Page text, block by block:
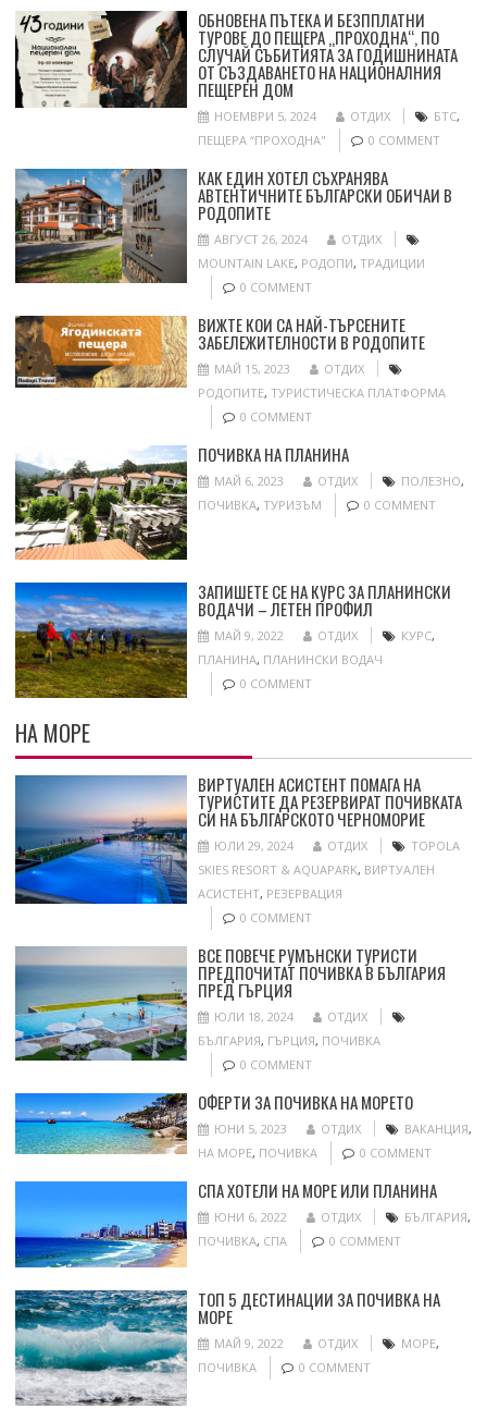
ОБНОВЕНА ПЪТЕКА И БЕЗППЛАТНИ
ТУРОВЕ ДО ПЕЩЕРА „ПРОХОДНА“, ПО
СЛУЧАЙ СЪБИТИЯТА ЗА ГОДИШНИНАТА
ОТ СЪЗДАВАНЕТО НА НАЦИОНАЛНИЯ
ПЕЩЕРЕН ДОМ
НОЕМВРИ 5, 2024 ОТДИХ БТС,
ПЕЩЕРА “ПРОХОДНА"
0 COMMENT
КАК ЕДИН ХОТЕЛ СЪХРАНЯВА
АВТЕНТИЧНИТЕ БЪЛГАРСКИ ОБИЧАИ В
РОДОПИТЕ
АВГУСТ 26, 2024
ОТДИХ
MOUNTAIN LAKE, РОДОПИ, ТРАДИЦИИ
0 COMMENT
ВИЖТЕ КОИ СА НАЙ-ТЪРСЕНИТЕ
ЗАБЕЛЕЖИТЕЛНОСТИ В РОДОПИТЕ
МАЙ 15, 2023
ОТДИХ
РОДОПИТЕ, ТУРИСТИЧЕСКА ПЛАТФОРМА
0 COMMENT
ПОЧИВКА НА ПЛАНИНА
МАЙ 6, 2023 ОТДИХ ПОЛЕЗНО,
ПОЧИВКА, ТУРИЗЪМ 0 COMMENT
ЗАПИШЕТЕ СЕ НА КУРС ЗА ПЛАНИНСКИ
ВОДАЧИ – ЛЕТЕН ПРОФИЛ
МАЙ 9, 2022 ОТДИХ КУРС,
ПЛАНИНА, ПЛАНИНСКИ ВОДАЧ
0 COMMENT
НА МОРЕ
ВИРТУАЛЕН АСИСТЕНТ ПОМАГА НА
ТУРИСТИТЕ ДА РЕЗЕРВИРАТ ПОЧИВКАТА
СИ НА БЪЛГАРСКОТО ЧЕРНОМОРИЕ
ЮЛИ 29, 2024 ОТДИХ
TOPOLA
SKIES RESORT & AQUAPARK, ВИРТУАЛЕН
АСИСТЕНТ, РЕЗЕРВАЦИЯ
0 COMMENT
ВСЕ ПОВЕЧЕ РУМЪНСКИ ТУРИСТИ
ПРЕДПОЧИТАТ ПОЧИВКА В БЪЛГАРИЯ
ПРЕД ГЪРЦИЯ
ЮЛИ 18, 2024
ОТДИХ
БЪЛГАРИЯ, ГЪРЦИЯ, ПОЧИВКА
0 COMMENT
ОФЕРТИ ЗА ПОЧИВКА НА МОРЕТО
ЮНИ 5, 2023 ОТДИХ ВАКАНЦИЯ,
НА МОРЕ, ПОЧИВКА 0 COMMENT
СПА ХОТЕЛИ НА МОРЕ ИЛИ ПЛАНИНА
ЮНИ 6, 2022 ОТДИХ БЪЛГАРИЯ,
ПОЧИВКА, СПА 0 COMMENT
ТОП 5 ДЕСТИНАЦИИ ЗА ПОЧИВКА НА
МОРЕ
МАЙ 9, 2022 ОТДИХ МОРЕ,
ПОЧИВКА
0 COMMENT